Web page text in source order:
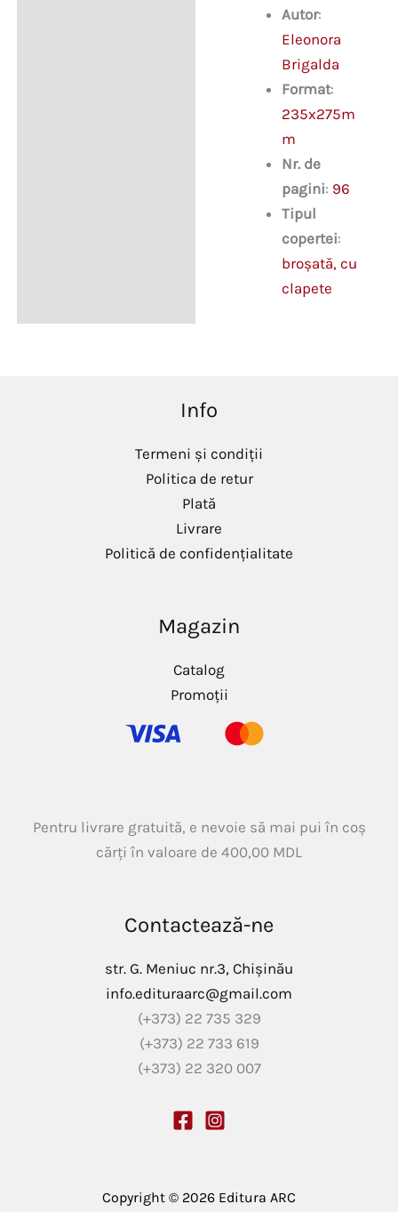
Autor:
Eleonora
Brigalda
Format:
235x275m
m
Nr. de
pagini: 96
Tipul
copertei:
broșată, cu
clapete
Info
Termeni și condiții
Politica de retur
Plată
Livrare
Politică de confidențialitate
Magazin
Catalog
Promoții
Pentru livrare gratuită, e nevoie să mai pui în coș
cărți în valoare de 400,00 MDL
Contactează-ne
str. G. Meniuc nr.3, Chișinău
info.edituraarc@gmail.com
(+373) 22 735 329
(+373) 22 733 619
(+373) 22 320 007
Copyright © 2026 Editura ARC